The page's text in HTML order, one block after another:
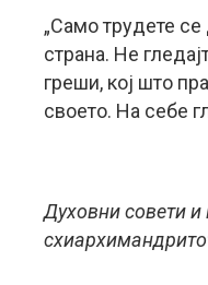
„Само трудете
страна. Не
греши, кој што
своето. На себе
Духовни совети и